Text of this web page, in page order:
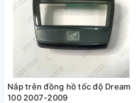
Nắp trên đồng hồ tốc độ Dream
100 2007-2009